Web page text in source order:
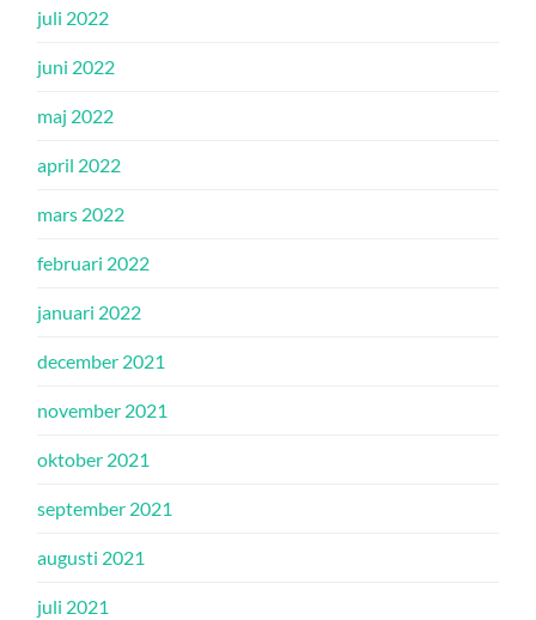
juli 2022
juni 2022
maj 2022
april 2022
mars 2022
februari 2022
januari 2022
december 2021
november 2021
oktober 2021
september 2021
augusti 2021
juli 2021